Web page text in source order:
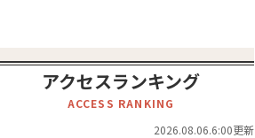
アクセスランキング
ACCESS RANKING
2026.08.06.6:00更新